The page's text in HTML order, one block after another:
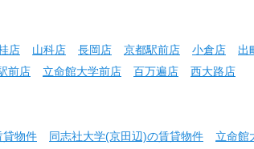
店 山科店 長岡店 京都駅前店 小倉店 出
前店 立命館大学前店 百万遍店 西大路店
貸物件 同志社大学(京田辺)の賃貸物件 立命館